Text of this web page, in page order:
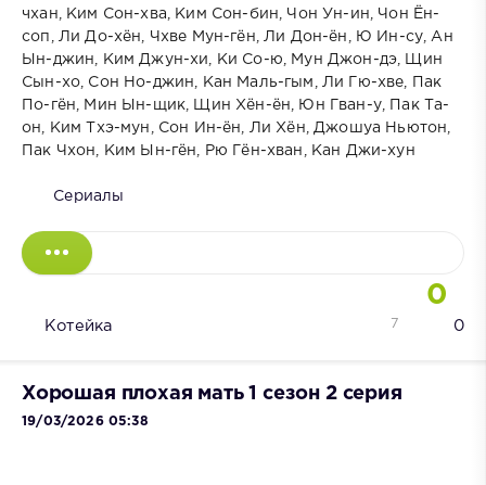
чхан, Ким Сон-хва, Ким Сон-бин, Чон Ун-ин, Чон Ён-
соп, Ли До-хён, Чхве Мун-гён, Ли Дон-ён, Ю Ин-су, Ан
Ын-джин, Ким Джун-хи, Ки Со-ю, Мун Джон-дэ, Щин
Сын-хо, Сон Но-джин, Кан Маль-гым, Ли Гю-хве, Пак
По-гён, Мин Ын-щик, Щин Хён-ён, Юн Гван-у, Пак Та-
он, Ким Тхэ-мун, Сон Ин-ён, Ли Хён, Джошуа Ньютон,
Пак Чхон, Ким Ын-гён, Рю Гён-хван, Кан Джи-хун
Сериалы
0
Котейка 0
7
Хорошая плохая мать 1 сезон 2 серия
19/03/2026 05:38